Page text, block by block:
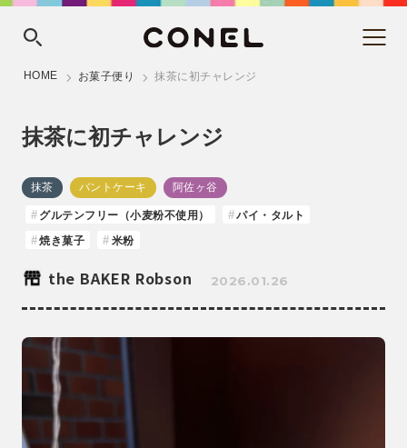
HOME お菓子便り 抹茶に初チャレンジ
抹茶に初チャレンジ
抹茶 バントケーキ 阿佐ヶ谷
グルテンフリー（小麦粉不使用）
パイ・タルト
焼き菓子
米粉
the BAKER Robson 2026.01.26